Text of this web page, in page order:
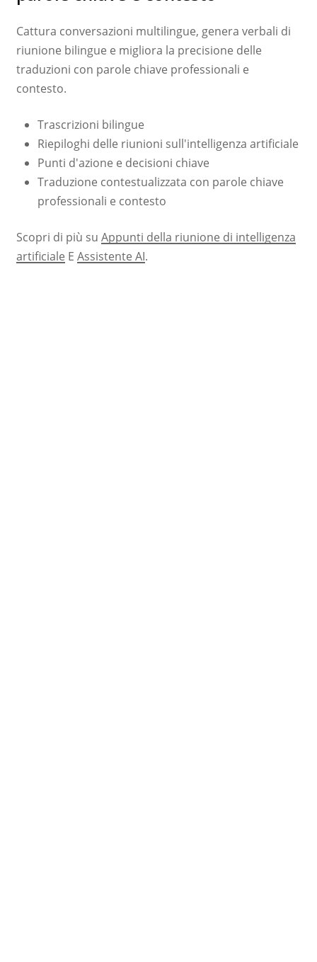
Cattura conversazioni multilingue, genera verbali di
riunione bilingue e migliora la precisione delle
traduzioni con parole chiave professionali e
contesto.
Trascrizioni bilingue
Riepiloghi delle riunioni sull'intelligenza artificiale
Punti d'azione e decisioni chiave
Traduzione contestualizzata con parole chiave
professionali e contesto
Scopri di più su Appunti della riunione di intelligenza
artificiale E Assistente AI.